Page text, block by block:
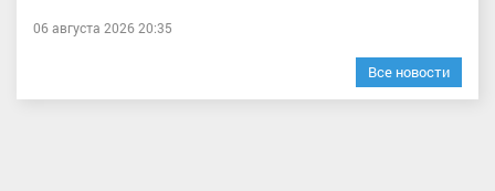
06 августа 2026 20:35
Все новости